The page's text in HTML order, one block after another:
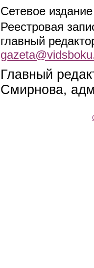
Сетевое
Реестровая
главный
Главный
Смирнова,